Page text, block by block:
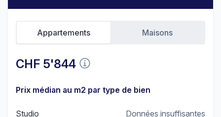
CHF 5'844
Appartements Maisons
Prix médian au m2 par type de bien
Studio
Données insuffisantes